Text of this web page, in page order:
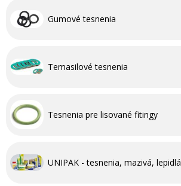
Gumové tesnenia
Temasilové tesnenia
Tesnenia pre lisované fitingy
UNIPAK - tesnenia, mazivá, lepidlá